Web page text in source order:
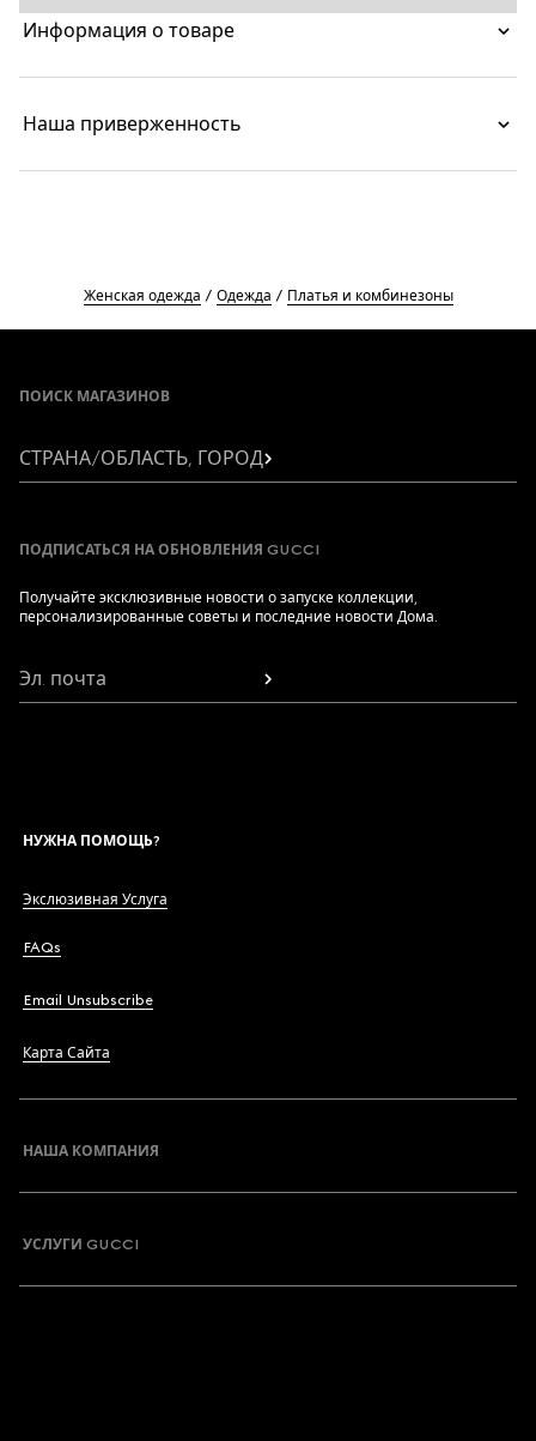
sensuality in figure-defining pieces that transition
from day to aperitivo. Crafted from viscose crêpe
Информация о товаре
Наша приверженность
Женская одежда Одежда Платья и комбинезоны
ПОИСК МАГАЗИНОВ
СТРАНА/ОБЛАСТЬ, ГОРОД
ПОДПИСАТЬСЯ НА ОБНОВЛЕНИЯ GUCCI
Получайте эксклюзивные новости о запуске коллекции,
персонализированные советы и последние новости Дома.
Эл. почта
НУЖНА ПОМОЩЬ?
Экслюзивная Услуга
FAQs
Email Unsubscribe
Карта Сайта
НАША КОМПАНИЯ
УСЛУГИ GUCCI